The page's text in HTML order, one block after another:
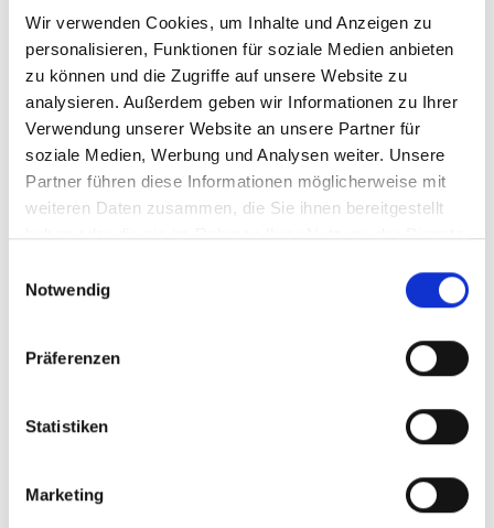
Wir verwenden Cookies, um Inhalte und Anzeigen zu
personalisieren, Funktionen für soziale Medien anbieten
zu können und die Zugriffe auf unsere Website zu
analysieren. Außerdem geben wir Informationen zu Ihrer
Verwendung unserer Website an unsere Partner für
soziale Medien, Werbung und Analysen weiter. Unsere
Partner führen diese Informationen möglicherweise mit
weiteren Daten zusammen, die Sie ihnen bereitgestellt
haben oder die sie im Rahmen Ihrer Nutzung der Dienste
Notwendig
Präferenzen
Statistiken
Marketing